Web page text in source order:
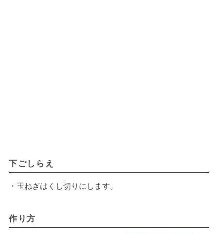
下ごしらえ
・玉ねぎはくし切りにします。
作り方